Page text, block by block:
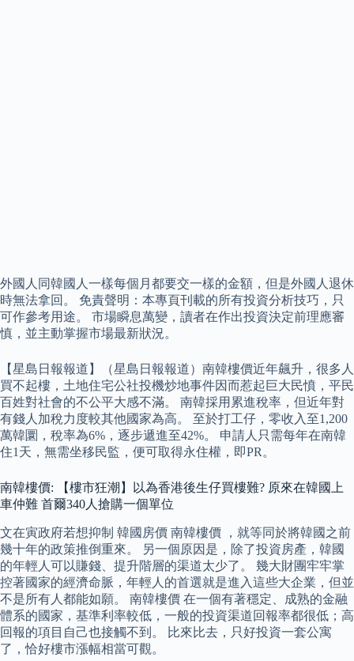
外國人同韓國人一樣每個月都要交一樣的金額，但是外國人退休
時無法拿回。 免責聲明：本專頁刊載的所有投資分析技巧，只
可作參考用途。 市場瞬息萬變，讀者在作出投資決定前理應審
慎，並主動掌握市場最新狀況。
【星島日報報道】（星島日報報道）南韓樓價近年飆升，很多人
買不起樓，土地住宅公社投機炒地事件因而惹起巨大民憤，平民
百姓對社會的不公平大感不滿。 南韓採用累進稅率，但近年對
有錢人加稅力度較其他國家為高。 至於打工仔，零收入至1,200
萬韓圜，稅率為6%，逐步遞進至42%。 申請人只需每年在南韓
住1天，無需坐移民監，便可取得永住權，即PR。
南韓樓價: 【樓市狂潮】以為香港後生仔買樓難? 原來在韓國上
車仲難 首爾340人搶購一個單位
文在寅政府若想抑制 韓國房價 南韓樓價 ，就等同於將韓國之前
幾十年的政策推倒重來。 另一個原因是，除了投資房產，韓國
的年輕人可以賺錢、提升階層的渠道太少了。 幾大財團牢牢掌
控著國家的經濟命脈，年輕人的首選就是進入這些大企業，但並
不是所有人都能如願。 南韓樓價 在一個有著穩定、成熟的金融
體系的國家，基準利率較低，一般的投資渠道回報率都很低；高
回報的項目自己也接觸不到。 比來比去，只好投資一套公寓
了，恰好樓市漲幅相當可觀。